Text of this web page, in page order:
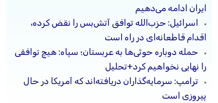
ایران ادامه می‌دهیم
اسرائیل: حزب‌الله توافق آتش‌بس را نقض کرده،
اقدام قاطعانه‌ای در راه است
حمله دوباره حوثی‌ها به عربستان؛ سپاه: هیچ توافقی
را نهایی نخواهیم کرد+تحلیل
ترامپ: سرمایه‌گذاران دریافته‌اند که آمریکا در حال
پیروزی است